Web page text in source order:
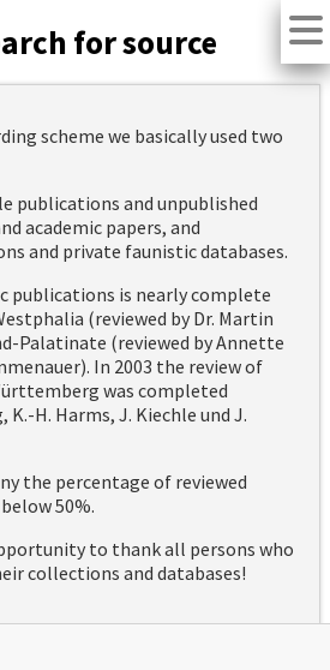
for source
scheme we basically used two
publications and unpublished
academic papers, and
and private faunistic databases.
publications is nearly complete
(reviewed by Dr. Martin
Palatinate (reviewed by Annette
In 2003 the review of
was completed
K.-H. Harms, J. Kiechle und J.
the percentage of reviewed
50%.
to thank all persons who
collections and databases!